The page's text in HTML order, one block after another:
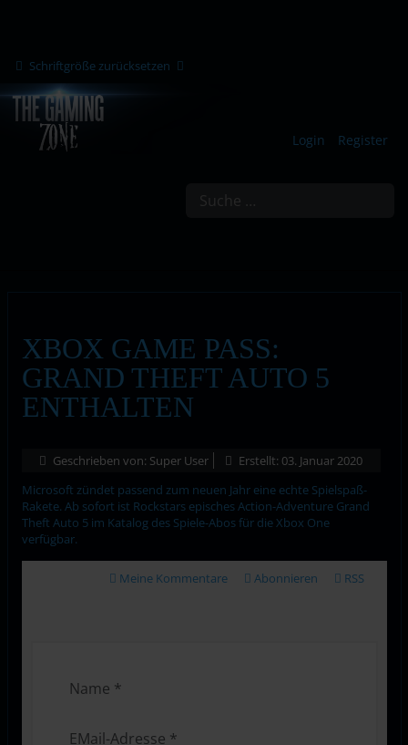
Schriftgröße zurücksetzen
Login Register
XBOX GAME PASS:
GRAND THEFT AUTO 5
ENTHALTEN
Geschrieben von: Super User
Erstellt: 03. Januar 2020
Microsoft zündet passend zum neuen Jahr eine echte Spielspaß-
Rakete. Ab sofort ist Rockstars episches Action-Adventure Grand
Theft Auto 5 im Katalog des Spiele-Abos für die Xbox One
verfügbar.
Meine Kommentare Abonnieren RSS